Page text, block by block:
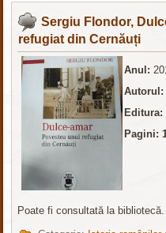
Sergiu Flondor,
refugiat din Cernăuți
Anul:
Pagini:
Poate fi consultată la bibliotecă.